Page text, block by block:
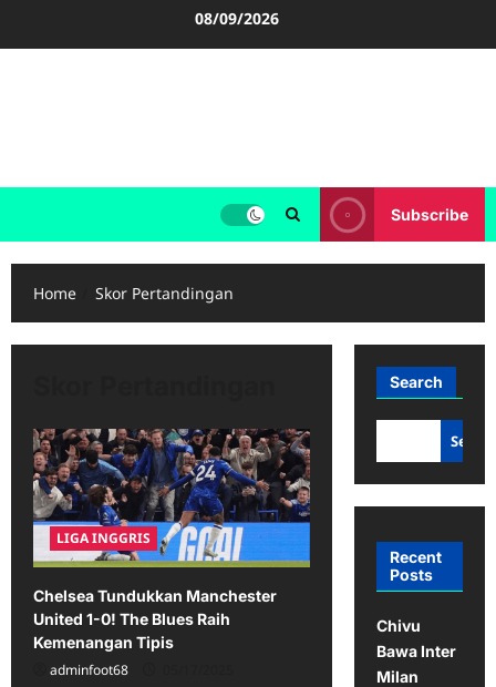
08/09/2026
Subscribe
Home Skor Pertandingan
LIGA INGGRIS
Chelsea Tundukkan Manchester
United 1-0! The Blues Raih
Kemenangan Tipis
adminfoot68
Search
Recent
Posts
Chivu
Bawa Inter
Milan